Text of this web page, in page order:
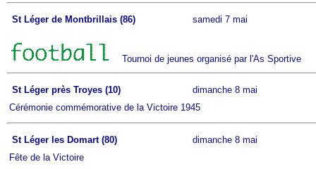
St Léger de Montbrillais (86) samedi 7 mai
Tournoi de jeunes organisé par l'As Sportive
St Léger près Troyes (10)
dimanche 8 mai
Cérémonie commémorative de la Victoire 1945
St Léger les Domart (80)
dimanche 8 mai
Fête de la Victoire